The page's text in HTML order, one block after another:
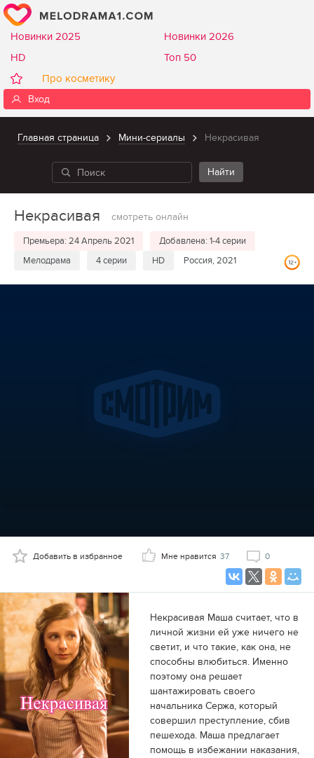
Новинки 2025
Новинки 2026
HD
Топ 50
Про косметику
Вход
Главная страница Мини-сериалы Некрасивая
Некрасивая смотреть онлайн
Премьера: 24 Апрель 2021
Добавлена: 1-4 серии
Мелодрама
4 серии HD Россия, 2021
Добавить в избранное Мне нравится 37 0
Некрасивая Маша считает, что в
личной жизни ей уже ничего не
светит, и что такие, как она, не
способны влюбиться. Именно
поэтому она решает
шантажировать своего
начальника Сержа, который
совершил преступление, сбив
пешехода. Маша предлагает
помощь в избежании наказания,